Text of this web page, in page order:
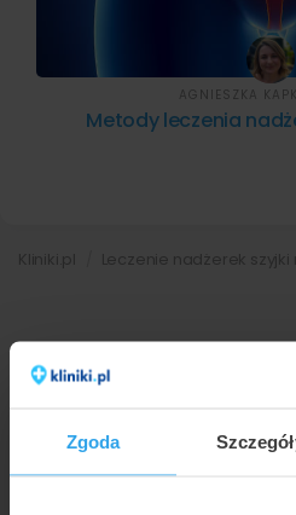
Zgoda
Metody leczenia
AGNIESZKA
Leczenie
Aby ułatwić